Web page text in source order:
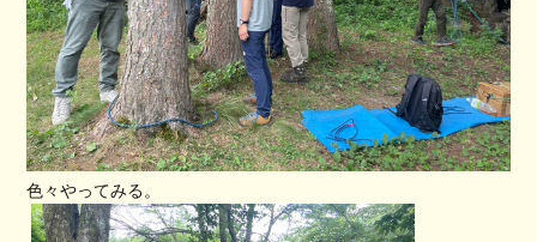
色々やってみる。